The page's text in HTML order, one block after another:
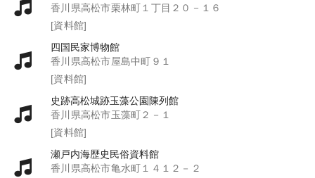
香川県高松市栗林町１丁目２０－１６
[資料館]
四国民家博物館
香川県高松市屋島中町９１
[資料館]
史跡高松城跡玉藻公園陳列館
香川県高松市玉藻町２－１
[資料館]
瀬戸内海歴史民俗資料館
香川県高松市亀水町１４１２－２